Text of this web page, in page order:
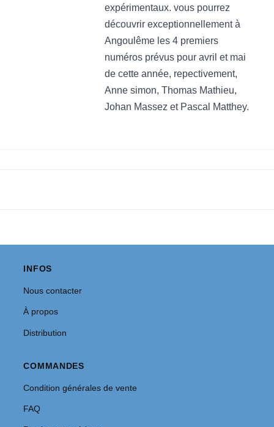
expérimentaux. vous pourrez
découvrir exceptionnellement à
Angoulême les 4 premiers
numéros prévus pour avril et mai
de cette année, repectivement,
Anne simon, Thomas Mathieu,
Johan Massez et Pascal Matthey.
INFOS
Nous contacter
À propos
Distribution
COMMANDES
Condition générales de vente
FAQ